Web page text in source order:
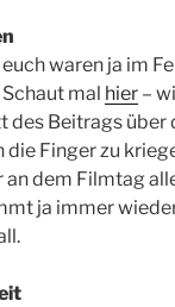
waren ja im
mal hier –
des Beitrags über
die Finger zu
an dem Filmtag
ja immer